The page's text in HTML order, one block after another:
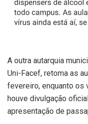
A outra autarquia
Uni-Facef, retoma as
fevereiro, enquanto os
houve divulgação
apresentação de